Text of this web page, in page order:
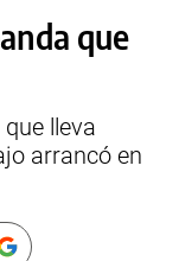
que
lleva
arrancó en